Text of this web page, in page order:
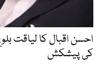
احسن اقبال کا لیاقت
کی پیشکش